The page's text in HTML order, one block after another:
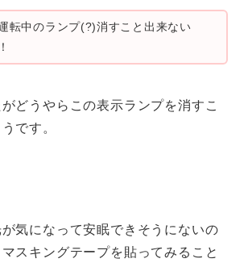
転中のランプ(?)消すこと出来ない
どうやらこの表示ランプを消すこ
です。
気になって安眠できそうにないの
スキングテープを貼ってみること